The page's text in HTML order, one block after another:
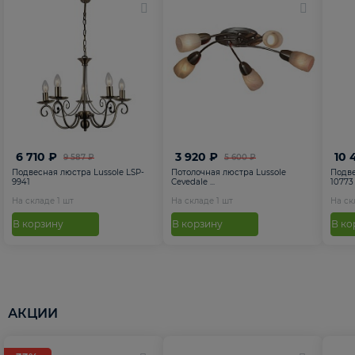
9 587 ₽
6 710 ₽
Подвесная люстра Lussole LSP-
9941
На складе 1 шт
В корзину
5 600 ₽
3 920 ₽
Потолочная люстра Lussole
Cevedale ...
На складе 1 шт
В корзину
10
10773
На
В
АКЦИИ